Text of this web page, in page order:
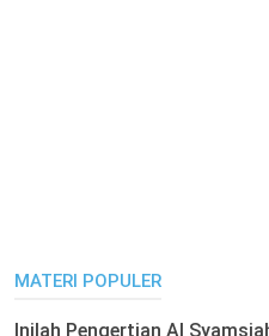
MATERI POPULER
Inilah Pengertian Al